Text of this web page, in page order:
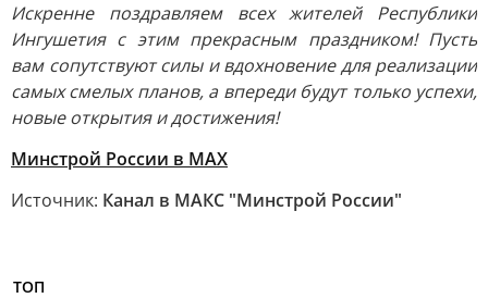
Искренне поздравляем всех жителей Республики
Ингушетия с этим прекрасным праздником! Пусть
вам сопутствуют силы и вдохновение для реализации
самых смелых планов, а впереди будут только успехи,
новые открытия и достижения!
Минстрой России в MAX
Источник: Канал в МАКС "Минстрой России"
ТОП